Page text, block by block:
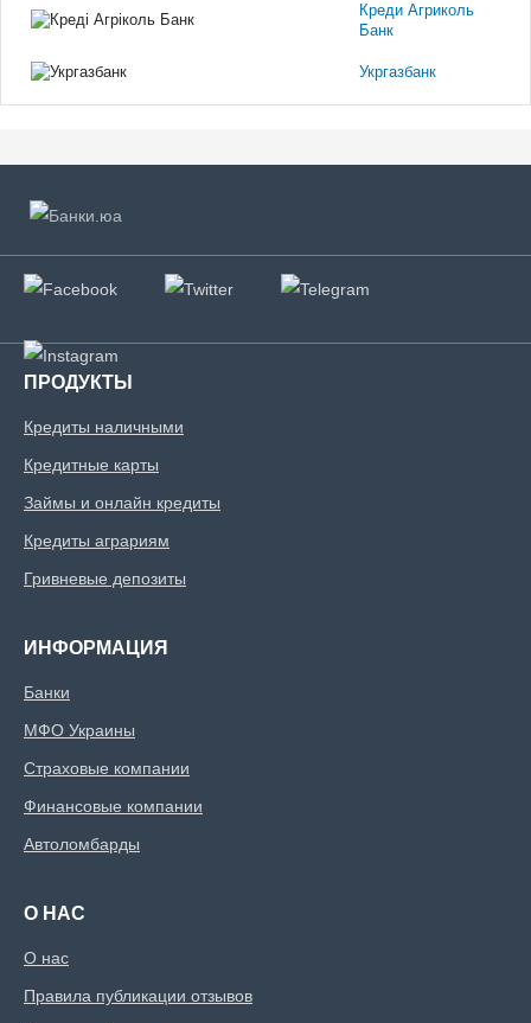
Креди Агриколь
Банк
Укргазбанк
ПРОДУКТЫ
Кредиты наличными
Кредитные карты
Займы и онлайн кредиты
Кредиты аграриям
Гривневые депозиты
ИНФОРМАЦИЯ
Банки
МФО Украины
Страховые компании
Финансовые компании
Автоломбарды
О НАС
О нас
Правила публикации отзывов